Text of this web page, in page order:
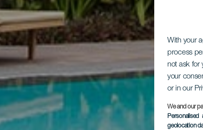
With your
process
not ask for
your
or in our
We and our
Personalised
geolocation